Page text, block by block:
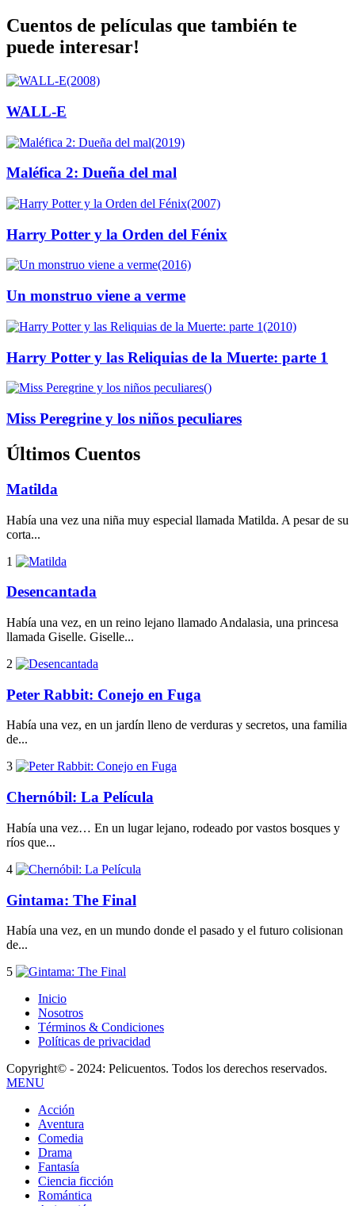
Cuentos de películas que también te
puede interesar!
(2008)
WALL-E
(2019)
Maléfica 2: Dueña del mal
(2007)
Harry Potter y la Orden del Fénix
(2016)
Un monstruo viene a verme
(2010)
Harry Potter y las Reliquias de la Muerte: parte 1
()
Miss Peregrine y los niños peculiares
Últimos Cuentos
Matilda
Había una vez una niña muy especial llamada Matilda. A pesar de su
corta...
1
Desencantada
Había una vez, en un reino lejano llamado Andalasia, una princesa
llamada Giselle. Giselle...
2
Peter Rabbit: Conejo en Fuga
Había una vez, en un jardín lleno de verduras y secretos, una familia
de...
3
Chernóbil: La Película
Había una vez… En un lugar lejano, rodeado por vastos bosques y
ríos que...
4
Gintama: The Final
Había una vez, en un mundo donde el pasado y el futuro colisionan
de...
5
Inicio
Nosotros
Términos & Condiciones
Políticas de privacidad
Copyright© - 2024: Pelicuentos. Todos los derechos reservados.
MENU
Acción
Aventura
Comedia
Drama
Fantasía
Ciencia ficción
Romántica